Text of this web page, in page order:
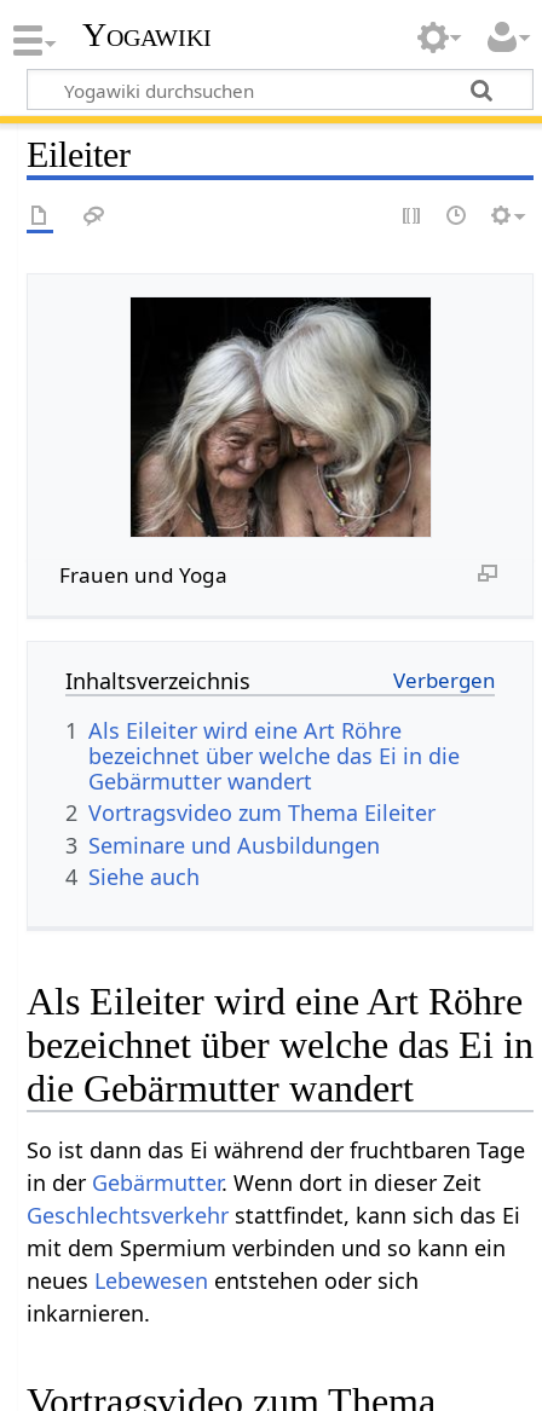
Yogawiki
Eileiter
Frauen und Yoga
Inhaltsverzeichnis
1 Als Eileiter wird eine Art Röhre
bezeichnet über welche das Ei in die
Gebärmutter wandert
2 Vortragsvideo zum Thema Eileiter
3 Seminare und Ausbildungen
4 Siehe auch
Als Eileiter wird eine Art Röhre
bezeichnet über welche das Ei in
die Gebärmutter wandert
So ist dann das Ei während der fruchtbaren Tage
in der Gebärmutter. Wenn dort in dieser Zeit
Geschlechtsverkehr stattfindet, kann sich das Ei
mit dem Spermium verbinden und so kann ein
neues Lebewesen entstehen oder sich
inkarnieren.
Vortragsvideo zum Thema